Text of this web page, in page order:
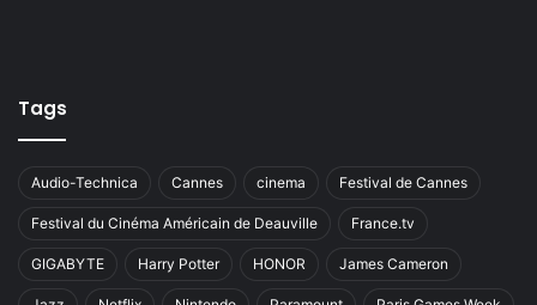
Tags
Audio-Technica Cannes cinema Festival de Cannes
Festival du Cinéma Américain de Deauville France.tv
GIGABYTE Harry Potter HONOR James Cameron